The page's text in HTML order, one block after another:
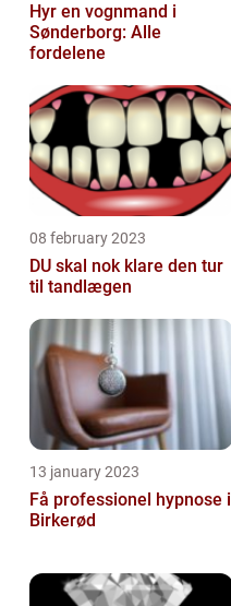
Hyr en vognmand i
Sønderborg: Alle
fordelene
08 february 2023
DU skal nok klare den tur
til tandlægen
13 january 2023
Få professionel hypnose i
Birkerød